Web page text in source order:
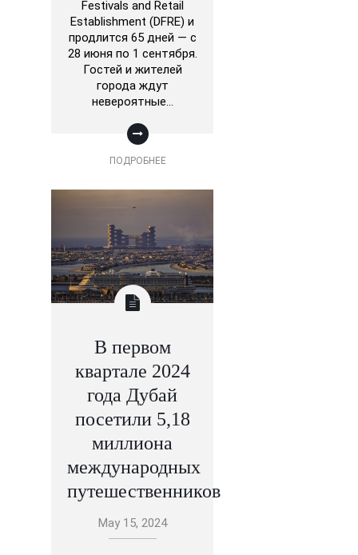
Festivals and Retail
Establishment (DFRE) и
продлится 65 дней — с
28 июня по 1 сентября.
Гостей и жителей
города ждут
невероятные…
ПОДРОБНЕЕ
В первом
квартале 2024
года Дубай
посетили 5,18
миллиона
международных
путешественников
May 15, 2024